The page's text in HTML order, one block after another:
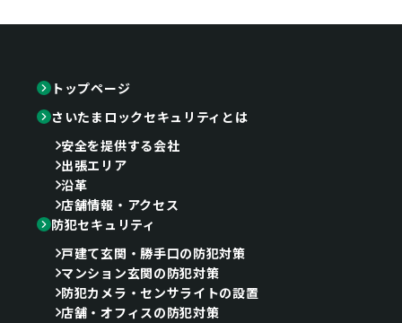
トップページ
さいたまロックセキュリティとは
安全を提供する会社
出張エリア
沿革
店舗情報・アクセス
防犯セキュリティ
戸建て玄関・勝手口の防犯対策
マンション玄関の防犯対策
防犯カメラ・センサライトの設置
店舗・オフィスの防犯対策